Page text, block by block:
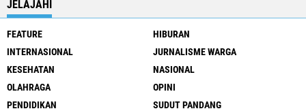
JELAJAHI
FEATURE
HIBURAN
INTERNASIONAL
JURNALISME WARGA
KESEHATAN
NASIONAL
OLAHRAGA
OPINI
PENDIDIKAN
SUDUT PANDANG